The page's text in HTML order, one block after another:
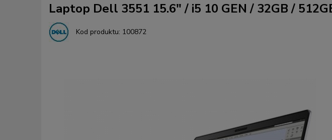
Laptop Dell 3551 15.6" / i5 10 GEN / 32GB /
Kod produktu: 100872